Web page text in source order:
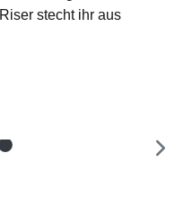
stecht ihr aus